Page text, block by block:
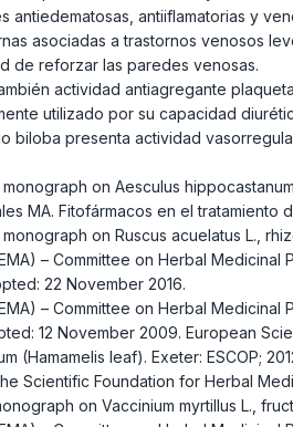
antiedematosas, antiiflamatorias y
asociadas a trastornos venosos
de reforzar las paredes venosas.
actividad antiagregante
utilizado por su capacidad
biloba presenta actividad
on Aesculus
MA. Fitofármacos en el tratamiento
on Ruscus acuelatus L.,
– Committee on Herbal Medicinal
22 November 2016.
– Committee on Herbal Medicinal
12 November 2009. European
(Hamamelis leaf). Exeter: ESCOP;
Scientific Foundation for Herbal
on Vaccinium myrtillus L.,